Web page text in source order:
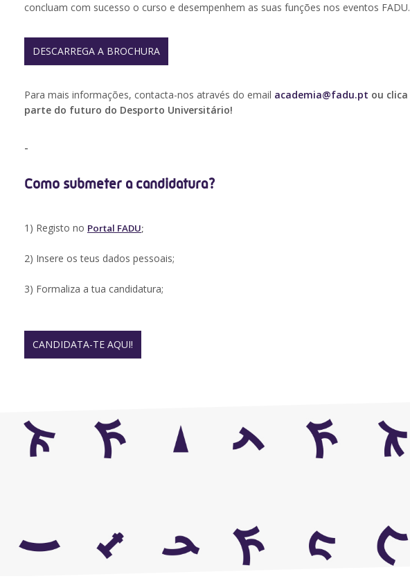
concluam com sucesso o curso e desempenhem as suas funções nos eventos FADU.
DESCARREGA A BROCHURA
Para mais informações, contacta-nos através do email academia@fadu.pt ou clica
parte do futuro do Desporto Universitário!
-
Como submeter a candidatura?
1) Registo no Portal FADU;
2) Insere os teus dados pessoais;
3) Formaliza a tua candidatura;
CANDIDATA-TE AQUI!